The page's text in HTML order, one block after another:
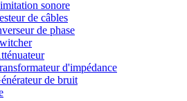
sonore
de câbles
de phase
d'impédance
de bruit